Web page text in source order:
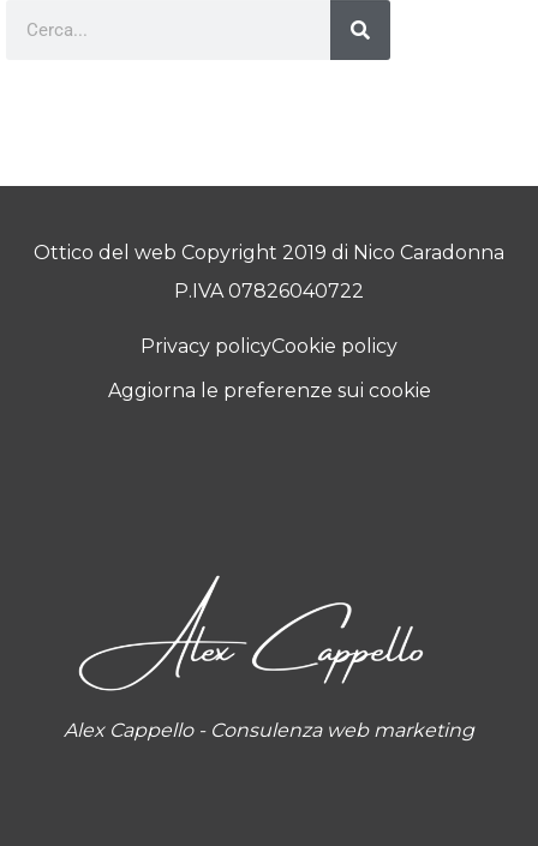
Ottico del web Copyright 2019 di Nico Caradonna
P.IVA 07826040722
Privacy policyCookie policy
Aggiorna le preferenze sui cookie
Alex Cappello - Consulenza web marketing